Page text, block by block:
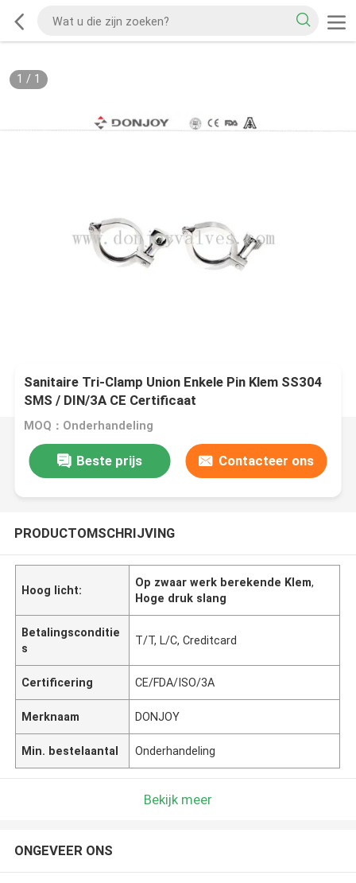
1 / 1
Sanitaire Tri-Clamp Union Enkele Pin Klem SS304
SMS / DIN/3A CE Certificaat
MOQ：Onderhandeling
Beste prijs Contacteer ons
PRODUCTOMSCHRIJVING
Hoog licht:
Op zwaar werk berekende Klem,
Hoge druk slang
Betalingsconditie
s
T/T, L/C, Creditcard
Certificering CE/FDA/ISO/3A
Merknaam DONJOY
Min. bestelaantal Onderhandeling
Bekijk meer
ONGEVEER ONS